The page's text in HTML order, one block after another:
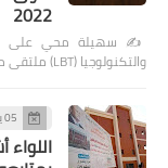
2022
والتكنولوجيا (LBT) ملتقى مستقبل سوق العمل (ملت…
05 يوليو 2022